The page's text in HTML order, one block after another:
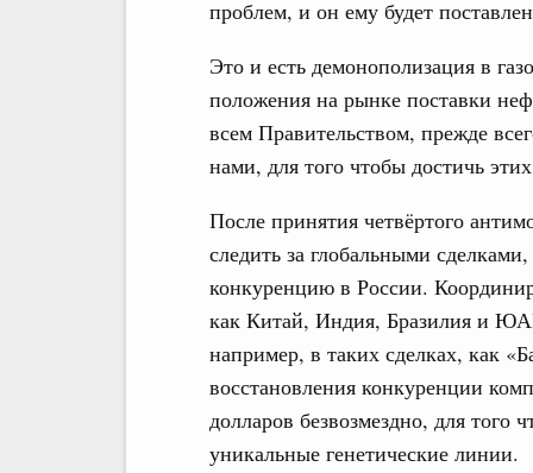
проблем, и он ему будет
Это и есть демонополизация в
положения на рынке поставки
всем Правительством, прежде
нами, для того чтобы достичь
После принятия четвёртого
следить за глобальными
конкуренцию в России.
как Китай, Индия, Бразилия и
например, в таких сделках, как
восстановления конкуренции
долларов безвозмездно, для того
уникальные генетические линии.